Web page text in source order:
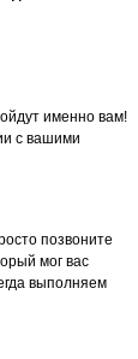
именно вам!
с вашими
позвоните
мог вас
выполняем